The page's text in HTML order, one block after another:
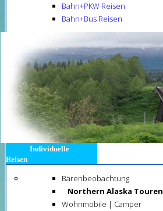
Bahn+PKW Reisen
Bahn+Bus Reisen
Individuelle
Reisen
Bärenbeobachtung
Northern Alaska Touren
Wohnmobile | Camper